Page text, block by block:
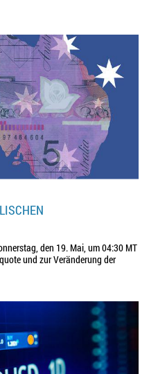
den 19. Mai, um 04:30 MT
und zur Veränderung der